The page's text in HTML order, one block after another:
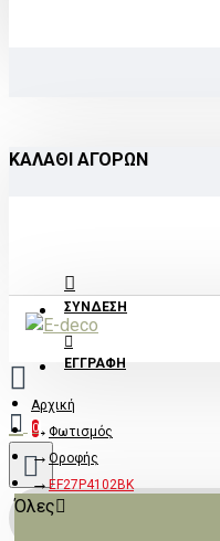
ΚΑΛΆΘΙ ΑΓΟΡΏΝ
ΣΎΝΔΕΣΗ
ΕΓΓΡΑΦΉ
0
Όλες
Αρχική
Φωτισμός
Οροφής
EF27P4102BK